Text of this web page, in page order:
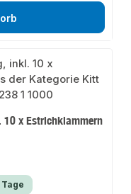
x Estrichklammern